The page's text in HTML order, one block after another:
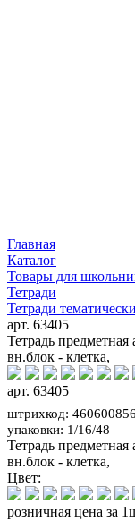
Главная
Каталог
Товары для
Тетради
Тетради
арт. 63405
Тетрадь
вн.блок - клетка,
арт. 63405
штрихкод:
упаковки: 1/16/48
Тетрадь
вн.блок - клетка,
Цвет:
розничная цена за